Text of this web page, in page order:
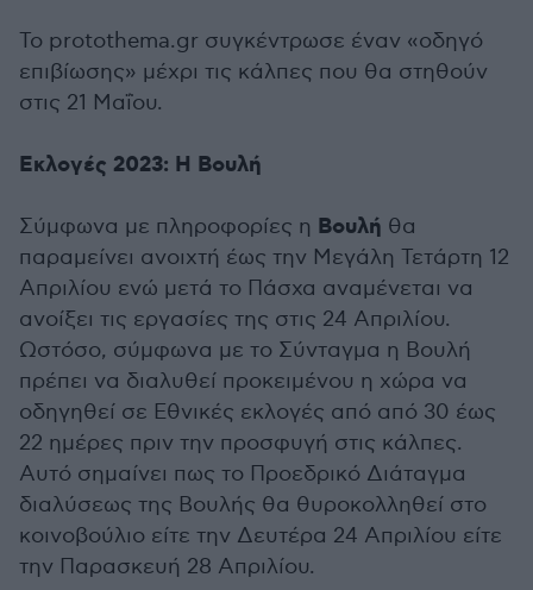
Το protothema.gr συγκέντρωσε έναν «οδηγό
επιβίωσης» μέχρι τις κάλπες που θα στηθούν
στις 21 Μαΐου.
Εκλογές 2023: Η Βουλή
Σύμφωνα με πληροφορίες η Βουλή θα
παραμείνει ανοιχτή έως την Μεγάλη Τετάρτη 12
Απριλίου ενώ μετά το Πάσχα αναμένεται να
ανοίξει τις εργασίες της στις 24 Απριλίου.
Ωστόσο, σύμφωνα με το Σύνταγμα η Βουλή
πρέπει να διαλυθεί προκειμένου η χώρα να
οδηγηθεί σε Εθνικές εκλογές από από 30 έως
22 ημέρες πριν την προσφυγή στις κάλπες.
Αυτό σημαίνει πως το Προεδρικό Διάταγμα
διαλύσεως της Βουλής θα θυροκολληθεί στο
κοινοβούλιο είτε την Δευτέρα 24 Απριλίου είτε
την Παρασκευή 28 Απριλίου.